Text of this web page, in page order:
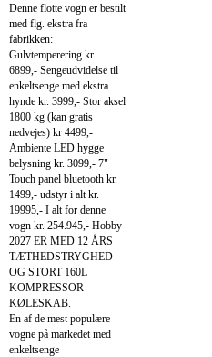
Denne flotte vogn er bestilt
med flg. ekstra fra
fabrikken:
Gulvtemperering kr.
6899,- Sengeudvidelse til
enkeltsenge med ekstra
hynde kr. 3999,- Stor aksel
1800 kg (kan gratis
nedvejes) kr 4499,-
Ambiente LED hygge
belysning kr. 3099,- 7"
Touch panel bluetooth kr.
1499,- udstyr i alt kr.
19995,- I alt for denne
vogn kr. 254.945,- Hobby
2027 ER MED 12 ÅRS
TÆTHEDSTRYGHED
OG STORT 160L
KOMPRESSOR-
KØLESKAB.
En af de mest populære
vogne på markedet med
enkeltsenge